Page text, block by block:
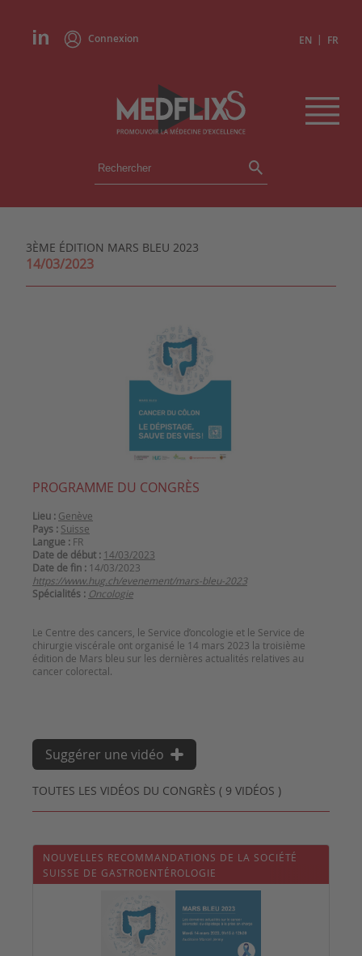
Connexion EN | FR
ÉVÉNEMENTS
INSTITUTIONS
EXPERTS
CONGRÈS EN RÉSUMÉ
3ÈME ÉDITION MARS BLEU 2023
14/03/2023
PROGRAMME DU CONGRÈS
Lieu : Genève
Pays : Suisse
Langue : FR
Date de début : 14/03/2023
Date de fin : 14/03/2023
https://www.hug.ch/evenement/mars-bleu-2023
Spécialités : Oncologie
Le Centre des cancers, le Service d’oncologie et le Service de
chirurgie viscérale ont organisé le 14 mars 2023 la troisième
édition de Mars bleu sur les dernières actualités relatives au
TOUTES LES VIDÉOS DU CONGRÈS ( 9 VIDÉOS )
Suggérer une vidéo
NOUVELLES RECOMMANDATIONS DE LA SOCIÉTÉ
SUISSE DE GASTROENTÉROLOGIE